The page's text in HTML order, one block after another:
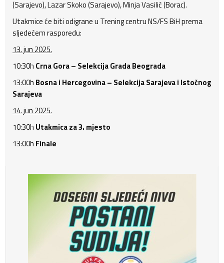
(Sarajevo), Lazar Skoko (Sarajevo), Minja Vasilić (Borac).
Utakmice će biti odigrane u Trening centru NS/FS BiH prema
sljedećem rasporedu:
13. jun 2025.
10:30h Crna Gora – Selekcija Grada Beograda
13:00h Bosna i Hercegovina – Selekcija Sarajeva i Istočnog
Sarajeva
14. jun 2025.
10:30h Utakmica za 3. mjesto
13:00h Finale